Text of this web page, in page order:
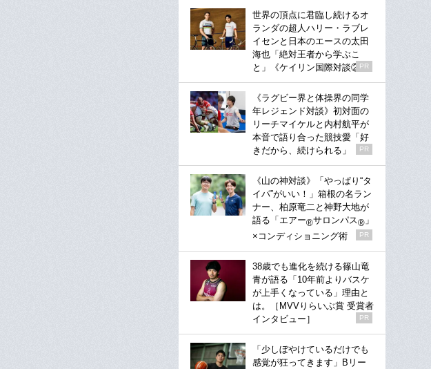
世界の頂点に君臨し続けるオ
ランダの超人ハリー・ラブレ
イセンと日本のエースの太田
海也「絶対王者から学ぶこ
と」《ケイリン国際対談②》
PR
《ラグビー界と体操界の同学
年レジェンド対談》初対面の
リーチマイケルと内村航平が
本音で語り合った競技愛「好
きだから、続けられる」
PR
《山の神対談》「やっぱり“タ
イパ”がいい！」箱根の名ラン
ナー、柏原竜二と神野大地が
語る「エアー®サロンパス® 」
×コンディショニング術
PR
38歳でも進化を続ける篠山竜
青が語る「10年前よりバスケ
が上手くなっている」理由と
は。［MVVりらいぶ賞 受賞者
インタビュー］
PR
「少しぼやけているだけでも
感覚が狂ってきます」Bリー